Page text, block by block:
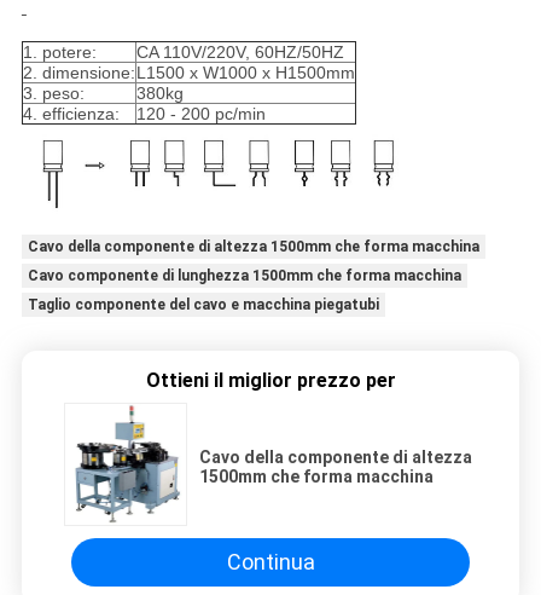
1. potere:
CA 110V/220V, 60HZ/50HZ
2. dimensione:L1500 x W1000 x H1500mm
3. peso:
380kg
4. efficienza:
120 - 200 pc/min
Cavo della componente di altezza 1500mm che forma macchina
Cavo componente di lunghezza 1500mm che forma macchina
Taglio componente del cavo e macchina piegatubi
Ottieni il miglior prezzo per
Cavo della componente di altezza
1500mm che forma macchina
Continua